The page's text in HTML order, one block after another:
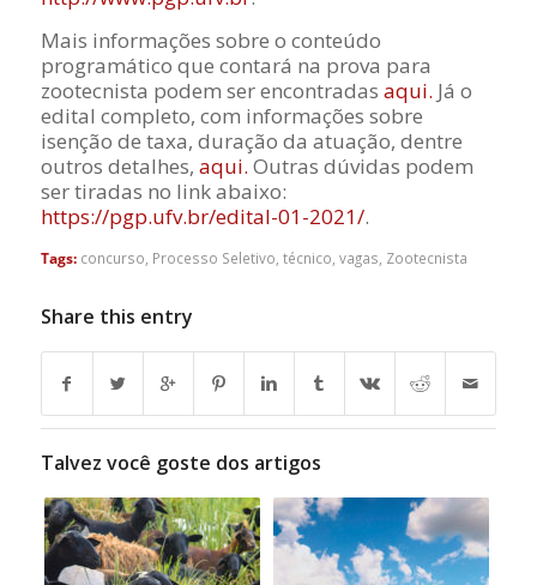
Mais informações sobre o conteúdo
programático que contará na prova para
zootecnista podem ser encontradas aqui. Já o
edital completo, com informações sobre
isenção de taxa, duração da atuação, dentre
outros detalhes, aqui. Outras dúvidas podem
ser tiradas no link abaixo:
https://pgp.ufv.br/edital-01-2021/.
Tags: concurso, Processo Seletivo, técnico, vagas, Zootecnista
Share this entry
Talvez você goste dos artigos